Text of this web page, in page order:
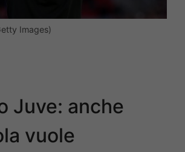
Images)
Juve: anche
vuole